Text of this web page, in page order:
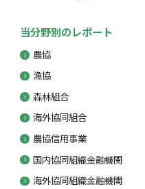
当分野別のレポート
農協
漁協
森林組合
海外協同組合
農協信用事業
国内協同組織金融機関
海外協同組織金融機関